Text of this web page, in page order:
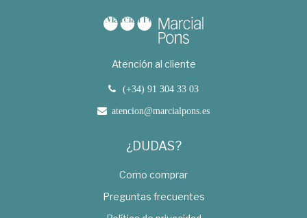
Atención al cliente
(+34) 91 304 33 03
atencion@marcialpons.es
¿DUDAS?
Como comprar
Preguntas frecuentes